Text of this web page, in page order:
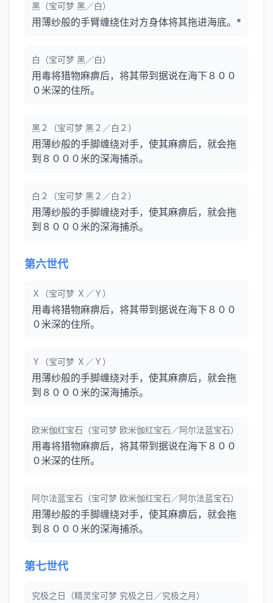
黑（宝可梦 黑／白）
用薄纱般的手臂缠绕住对方身体将其拖进海底。*
白（宝可梦 黑／白）
用毒将猎物麻痹后，将其带到据说在海下８００
０米深的住所。
黑２（宝可梦 黑２／白２）
用薄纱般的手脚缠绕对手，使其麻痹后，就会拖
到８０００米的深海捕杀。
白２（宝可梦 黑２／白２）
用薄纱般的手脚缠绕对手，使其麻痹后，就会拖
到８０００米的深海捕杀。
第六世代
Ｘ（宝可梦 Ｘ／Ｙ）
用毒将猎物麻痹后，将其带到据说在海下８００
０米深的住所。
Ｙ（宝可梦 Ｘ／Ｙ）
用薄纱般的手脚缠绕对手，使其麻痹后，就会拖
到８０００米的深海捕杀。
欧米伽红宝石（宝可梦 欧米伽红宝石／阿尔法蓝宝石）
用毒将猎物麻痹后，将其带到据说在海下８００
０米深的住所。
阿尔法蓝宝石（宝可梦 欧米伽红宝石／阿尔法蓝宝石）
用薄纱般的手脚缠绕对手，使其麻痹后，就会拖
到８０００米的深海捕杀。
第七世代
究极之日（精灵宝可梦 究极之日／究极之月）